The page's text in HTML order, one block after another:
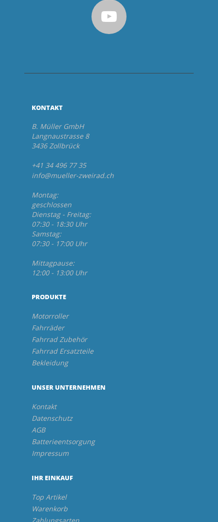
KONTAKT
B. Müller GmbH
Langnaustrasse 8
3436 Zollbrück
+41 34 496 77 35
info@mueller-zweirad.ch
Montag:
geschlossen
Dienstag - Freitag:
07:30 - 18:30 Uhr
Samstag:
07:30 - 17:00 Uhr
Mittagpause:
12:00 - 13:00 Uhr
PRODUKTE
Motorroller
Fahrräder
Fahrrad Zubehör
Fahrrad Ersatzteile
Bekleidung
UNSER UNTERNEHMEN
Kontakt
Datenschutz
AGB
Batterieentsorgung
Impressum
IHR EINKAUF
Top Artikel
Warenkorb